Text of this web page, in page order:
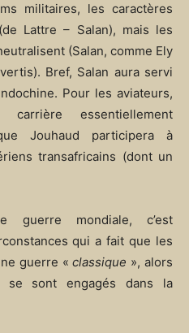
militaires, les caractères
Lattre – Salan), mais les
(Salan, comme Ely
Bref, Salan aura servi
Pour les aviateurs,
essentiellement
Jouhaud participera à
transafricains (dont un
guerre mondiale, c’est
qui a fait que les
guerre « classique », alors
se sont engagés dans la